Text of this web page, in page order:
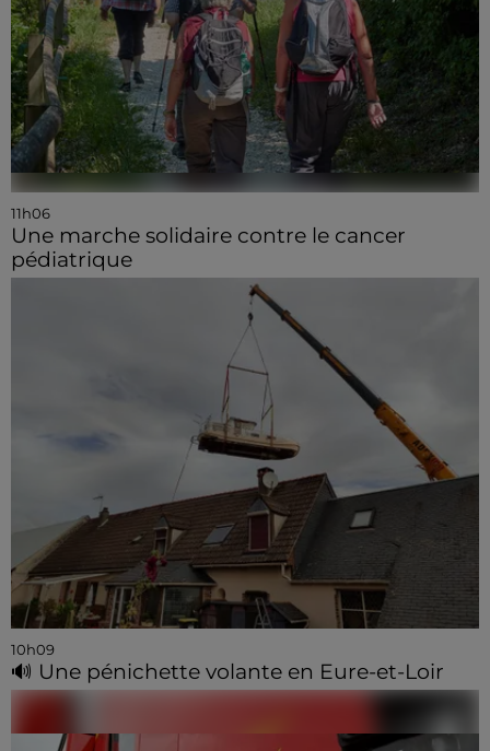
11h06
Une marche solidaire contre le cancer
pédiatrique
10h09
🔊 Une pénichette volante en Eure-et-Loir